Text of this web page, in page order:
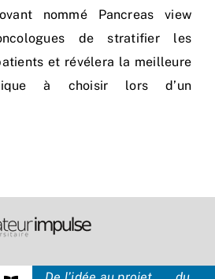
nommé Pancreas view
de stratifier les
et révélera la meilleure
à choisir lors d’un